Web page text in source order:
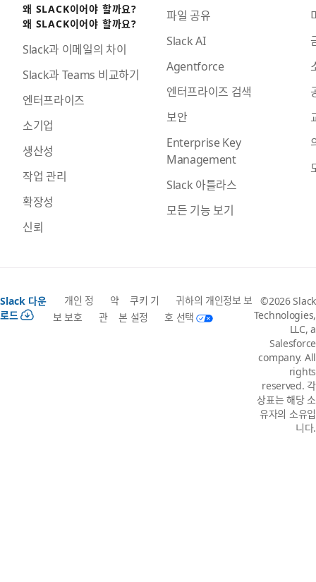
왜 SLACK이어야 할까요?
왜 SLACK이어야 할까요?
Slack과 이메일의 차이
Slack과 Teams 비교하기
엔터프라이즈
소기업
생산성
작업 관리
확장성
신뢰
파일 공유
Slack AI
Agentforce
엔터프라이즈 검색
보안
Enterprise Key
Management
Slack 아틀라스
모든 기능 보기
Slack 다운
로드
개인 정
보 보호
약
관
쿠키 기
본 설정
귀하의 개인정보 보
호 선택
©2026 Slack
Technologies,
LLC, a
Salesforce
company. All
rights
reserved. 각
상표는 해당 소
유자의 소유입
니다.